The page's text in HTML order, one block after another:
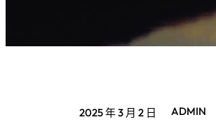
2025 年 3 月 2 日 ADMIN